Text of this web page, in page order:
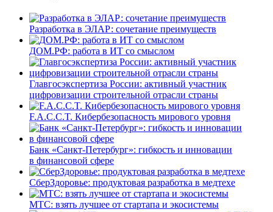
Разработка в ЭЛАР: сочетание преимуществ
ДОМ.РФ: работа в ИТ со смыслом
Главгосэкспертиза России: активный участник
цифровизации строительной отрасли страны
F.A.C.C.T. Кибербезопасность мирового уровня
Банк «Санкт-Петербург»: гибкость и инновации
в финансовой сфере
СберЗдоровье: продуктовая разработка в медтехе
МТС: взять лучшее от стартапа и экосистемы